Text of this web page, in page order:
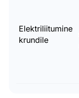
Elektriliitumine
krundile